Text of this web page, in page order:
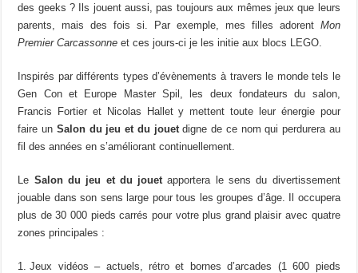
des geeks ? Ils jouent aussi, pas toujours aux mêmes jeux que leurs
parents, mais des fois si. Par exemple, mes filles adorent Mon
Premier Carcassonne et ces jours-ci je les initie aux blocs LEGO.
Inspirés par différents types d’évènements à travers le monde tels le
Gen Con et Europe Master Spil, les deux fondateurs du salon,
Francis Fortier et Nicolas Hallet y mettent toute leur énergie pour
faire un Salon du jeu et du jouetdigne de ce nom qui perdurera au
fil des années en s’améliorant continuellement.
Le Salon du jeu et du jouet apportera le sens du divertissement
jouable dans son sens large pour tous les groupes d’âge. Il occupera
plus de 30 000 pieds carrés pour votre plus grand plaisir avec quatre
zones principales :
Jeux vidéos – actuels, rétro et bornes d’arcades (1 600 pieds